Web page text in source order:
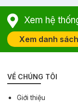
Xem hệ
Xem danh
VỀ CHÚNG TÔI
Giới thiệu